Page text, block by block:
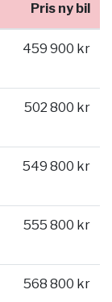
Pris ny bil
459 900 kr
502 800 kr
549 800 kr
555 800 kr
568 800 kr